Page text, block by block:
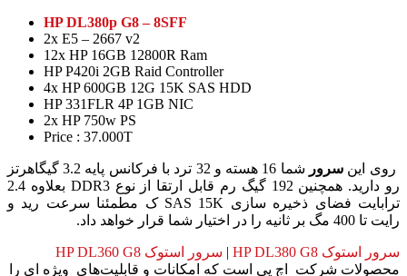
HP DL380p G8 – 8SFF
2x E5 – 2667 v2
12x HP 16GB 12800R Ram
HP P420i 2GB Raid Controller
4x HP 600GB 12G 15K SAS HDD
HP 331FLR 4P 1GB NIC
2x HP 750w PS
Price : 37.000T
روی این سرور
شما 16 هسته و 32 ترد با فرکانس پایه 3.2 گیگاهرتز
رو دارید. همچنین 192 گیگ رم قابل ارتقا از نوع DDR3 بعلاوه 2.4
ترابایت فضای ذخیره سازی SAS 15K ک مطمئنا سرعت رید و
رایت تا 400 مگ بر ثانیه را در اختیار شما قرار خواهد داد.
سرور استوک HP DL380 G8 | سرور استوک HP DL360 G8
محصولات شرکت اچ پی است که امکانات و قابلیت‌های ویژه ای را